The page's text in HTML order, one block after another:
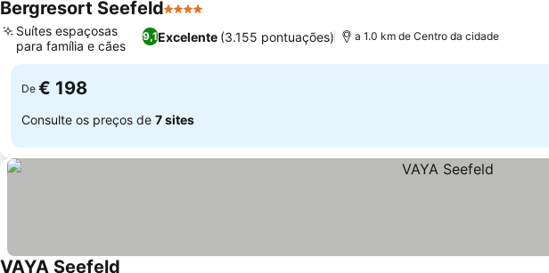
Bergresort Seefeld4 Estrelas
9,1Excelente (3.155 pontuações)
Suítes espaçosas
para família e cães
a 1.0 km de Centro da cidade
De € 198
Consulte os preços de 7 sites
VAYA Seefeld